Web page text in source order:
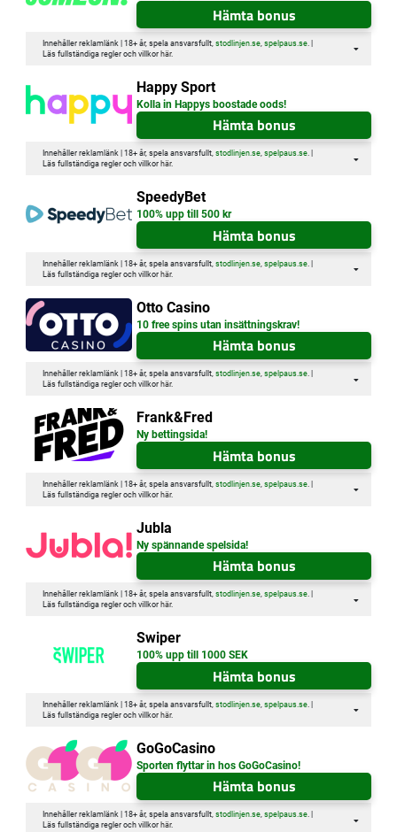
Hämta bonus
Innehåller reklamlänk | 18+ år, spela ansvarsfullt, stodlinjen.se, spelpaus.se. |
Läs fullständiga regler och villkor här.
Happy Sport
Kolla in Happys boostade oods!
Hämta bonus
Innehåller reklamlänk | 18+ år, spela ansvarsfullt, stodlinjen.se, spelpaus.se. |
Läs fullständiga regler och villkor här.
SpeedyBet
100% upp till 500 kr
Hämta bonus
Innehåller reklamlänk | 18+ år, spela ansvarsfullt, stodlinjen.se, spelpaus.se. |
Läs fullständiga regler och villkor här.
Otto Casino
10 free spins utan insättningskrav!
Hämta bonus
Innehåller reklamlänk | 18+ år, spela ansvarsfullt, stodlinjen.se, spelpaus.se. |
Läs fullständiga regler och villkor här.
Frank&Fred
Ny bettingsida!
Hämta bonus
Innehåller reklamlänk | 18+ år, spela ansvarsfullt, stodlinjen.se, spelpaus.se. |
Läs fullständiga regler och villkor här.
Jubla
Ny spännande spelsida!
Hämta bonus
Innehåller reklamlänk | 18+ år, spela ansvarsfullt, stodlinjen.se, spelpaus.se. |
Läs fullständiga regler och villkor här.
Swiper
100% upp till 1000 SEK
Hämta bonus
Innehåller reklamlänk | 18+ år, spela ansvarsfullt, stodlinjen.se, spelpaus.se. |
Läs fullständiga regler och villkor här.
GoGoCasino
Sporten flyttar in hos GoGoCasino!
Hämta bonus
Innehåller reklamlänk | 18+ år, spela ansvarsfullt, stodlinjen.se, spelpaus.se. |
Läs fullständiga regler och villkor här.